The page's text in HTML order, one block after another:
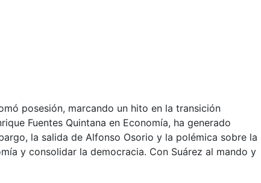
posesión, marcando un hito en la transición
Fuentes Quintana en Economía, ha generado
la salida de Alfonso Osorio y la polémica sobre la
y consolidar la democracia. Con Suárez al mando y